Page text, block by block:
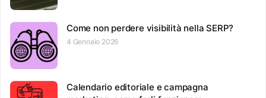
Come non perdere visibilità nella SERP?
4 Gennaio 2026
Calendario editoriale e campagna